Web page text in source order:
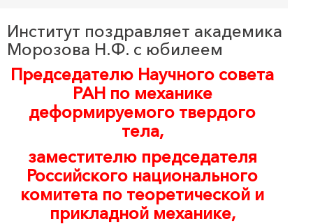
Институт поздравляет академика
Морозова Н.Ф. с юбилеем
Председателю Научного совета
РАН по механике
деформируемого твердого
тела,
заместителю председателя
Российского национального
комитета по теоретической и
прикладной механике,